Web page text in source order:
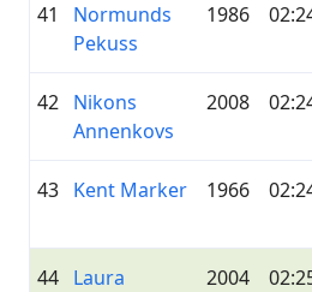
41
Normunds
Pekuss
1986
42 Nikons
Annenkovs
2008
43 Kent Marker 1966
44 Laura
2004